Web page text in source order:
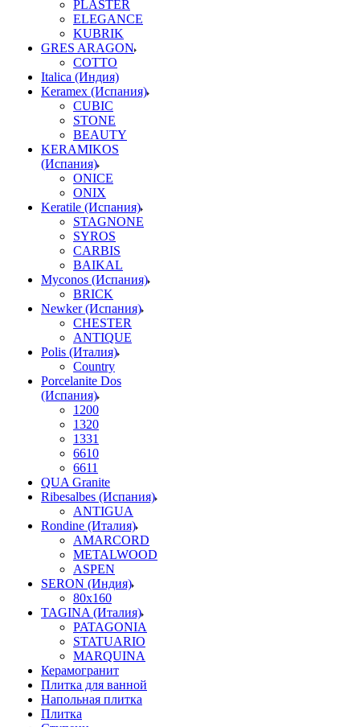
PLASTER
ELEGANCE
KUBRIK
GRES ARAGON
COTTO
Italica (Индия)
Keramex (Испания)
CUBIC
STONE
BEAUTY
KERAMIKOS
(Испания)
ONICE
ONIX
Keratile (Испания)
STAGNONE
SYROS
CARBIS
BAIKAL
Myconos (Испания)
BRICK
Newker (Испания)
CHESTER
ANTIQUE
Polis (Италия)
Country
Porcelanite Dos
(Испания)
1200
1320
1331
6610
6611
QUA Granite
Ribesalbes (Испания)
ANTIGUA
Rondine (Италия)
AMARCORD
METALWOOD
ASPEN
SERON (Индия)
80x160
TAGINA (Италия)
PATAGONIA
STATUARIO
MARQUINA
Керамогранит
Плитка для ванной
Напольная плитка
Плитка